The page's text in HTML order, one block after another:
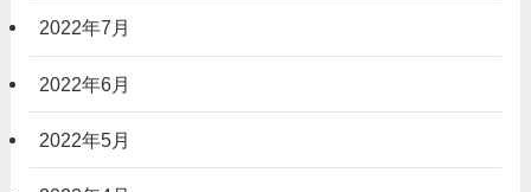
2022年7月
2022年6月
2022年5月